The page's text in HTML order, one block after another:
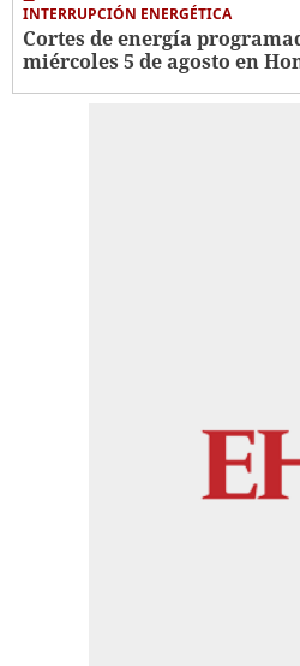
INTERRUPCIÓN ENERGÉTICA
Cortes de energía
miércoles 5 de agosto en